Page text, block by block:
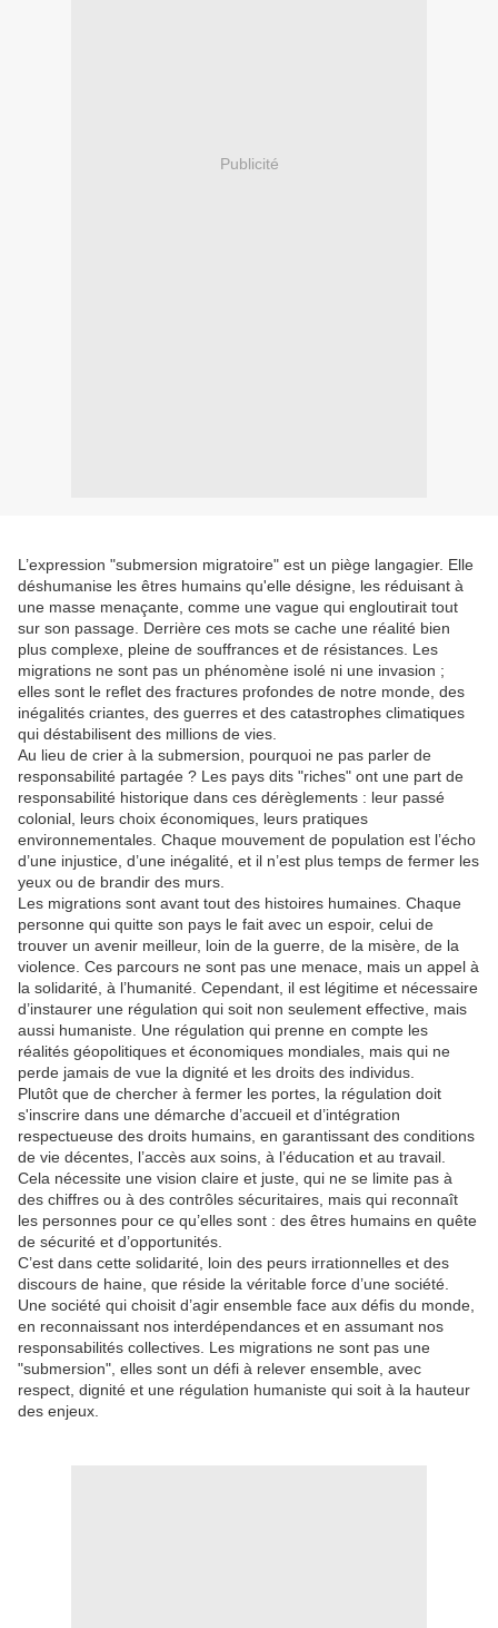
Publicité
L’expression "submersion migratoire" est un piège langagier. Elle
déshumanise les êtres humains qu'elle désigne, les réduisant à
une masse menaçante, comme une vague qui engloutirait tout
sur son passage. Derrière ces mots se cache une réalité bien
plus complexe, pleine de souffrances et de résistances. Les
migrations ne sont pas un phénomène isolé ni une invasion ;
elles sont le reflet des fractures profondes de notre monde, des
inégalités criantes, des guerres et des catastrophes climatiques
qui déstabilisent des millions de vies.
Au lieu de crier à la submersion, pourquoi ne pas parler de
responsabilité partagée ? Les pays dits "riches" ont une part de
responsabilité historique dans ces dérèglements : leur passé
colonial, leurs choix économiques, leurs pratiques
environnementales. Chaque mouvement de population est l’écho
d’une injustice, d’une inégalité, et il n’est plus temps de fermer les
yeux ou de brandir des murs.
Les migrations sont avant tout des histoires humaines. Chaque
personne qui quitte son pays le fait avec un espoir, celui de
trouver un avenir meilleur, loin de la guerre, de la misère, de la
violence. Ces parcours ne sont pas une menace, mais un appel à
la solidarité, à l’humanité. Cependant, il est légitime et nécessaire
d’instaurer une régulation qui soit non seulement effective, mais
aussi humaniste. Une régulation qui prenne en compte les
réalités géopolitiques et économiques mondiales, mais qui ne
perde jamais de vue la dignité et les droits des individus.
Plutôt que de chercher à fermer les portes, la régulation doit
s'inscrire dans une démarche d’accueil et d’intégration
respectueuse des droits humains, en garantissant des conditions
de vie décentes, l’accès aux soins, à l’éducation et au travail.
Cela nécessite une vision claire et juste, qui ne se limite pas à
des chiffres ou à des contrôles sécuritaires, mais qui reconnaît
les personnes pour ce qu’elles sont : des êtres humains en quête
de sécurité et d’opportunités.
C’est dans cette solidarité, loin des peurs irrationnelles et des
discours de haine, que réside la véritable force d’une société.
Une société qui choisit d’agir ensemble face aux défis du monde,
en reconnaissant nos interdépendances et en assumant nos
responsabilités collectives. Les migrations ne sont pas une
"submersion", elles sont un défi à relever ensemble, avec
respect, dignité et une régulation humaniste qui soit à la hauteur
des enjeux.